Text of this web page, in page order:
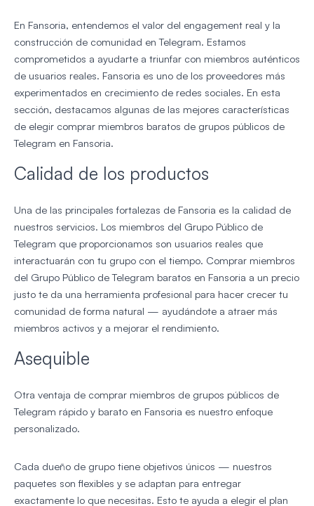
En Fansoria, entendemos el valor del engagement real y la
construcción de comunidad en Telegram. Estamos
comprometidos a ayudarte a triunfar con miembros auténticos
de usuarios reales. Fansoria es uno de los proveedores más
experimentados en crecimiento de redes sociales. En esta
sección, destacamos algunas de las mejores características
de elegir comprar miembros baratos de grupos públicos de
Telegram en Fansoria.
Calidad de los productos
Una de las principales fortalezas de Fansoria es la calidad de
nuestros servicios. Los miembros del Grupo Público de
Telegram que proporcionamos son usuarios reales que
interactuarán con tu grupo con el tiempo. Comprar miembros
del Grupo Público de Telegram baratos en Fansoria a un precio
justo te da una herramienta profesional para hacer crecer tu
comunidad de forma natural — ayudándote a atraer más
miembros activos y a mejorar el rendimiento.
Asequible
Otra ventaja de comprar miembros de grupos públicos de
Telegram rápido y barato en Fansoria es nuestro enfoque
personalizado.
Cada dueño de grupo tiene objetivos únicos — nuestros
paquetes son flexibles y se adaptan para entregar
exactamente lo que necesitas. Esto te ayuda a elegir el plan